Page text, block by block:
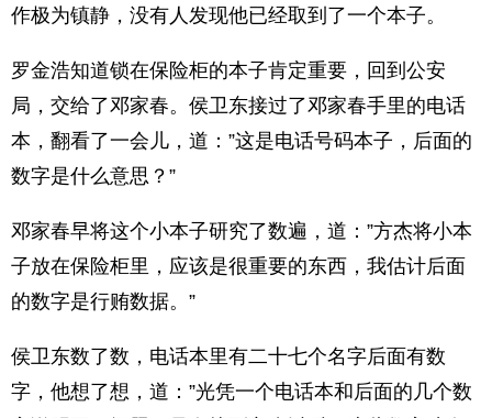
作极为镇静，没有人发现他已经取到了一个本子。
罗金浩知道锁在保险柜的本子肯定重要，回到公安
局，交给了邓家春。侯卫东接过了邓家春手里的电话
本，翻看了一会儿，道：”这是电话号码本子，后面的
数字是什么意思？”
邓家春早将这个小本子研究了数遍，道：”方杰将小本
子放在保险柜里，应该是很重要的东西，我估计后面
的数字是行贿数据。”
侯卫东数了数，电话本里有二十七个名字后面有数
字，他想了想，道：”光凭一个电话本和后面的几个数